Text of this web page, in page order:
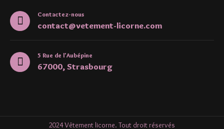
Contactez-nous
contact@vetement-licorne.com
5 Rue de l'Aubépine
67000, Strasbourg
2024 Vêtement licorne. Tout droit réservés